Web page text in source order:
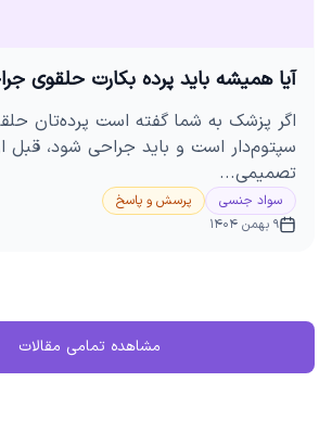
آیا همیشه باید پرده بکارت حلقوی
اگر پزشک به شما گفته است پرده‌تان
سپتوم‌دار است و باید جراحی شود، قبل
تصمیمی...
سواد جنسی
پرسش و پاسخ
9 بهمن 1404
مشاهده تمامی مقالات